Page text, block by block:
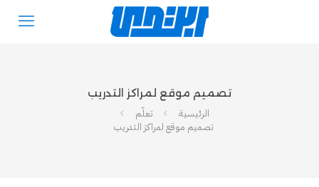
تصميم موقع لمراكز التدريب
الرئيسية
تعلّم
تصميم موقع لمراكز التدريب